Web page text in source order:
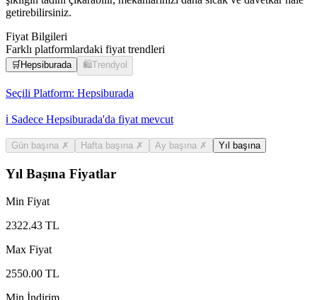
getirebilirsiniz.
Fiyat Bilgileri
Farklı platformlardaki fiyat trendleri
🛒 Hepsiburada 🛍️Trendyol
Seçili Platform: Hepsiburada
ℹ️ Sadece Hepsiburada'da fiyat mevcut
Gün başına ✗ Hafta başına ✗ Ay başına ✗ Yıl başına
Yıl Başına Fiyatlar
Min Fiyat
2322.43 TL
Max Fiyat
2550.00 TL
Min İndirim